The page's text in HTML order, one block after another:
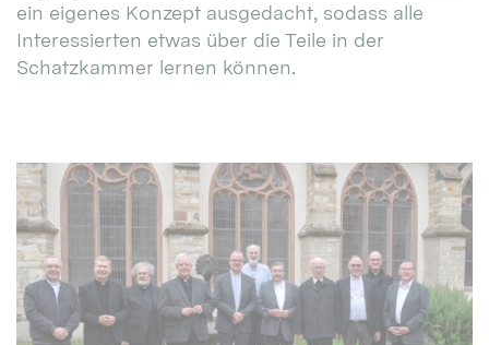
ein eigenes Konzept ausgedacht, sodass alle
Interessierten etwas über die Teile in der
Schatzkammer lernen können.